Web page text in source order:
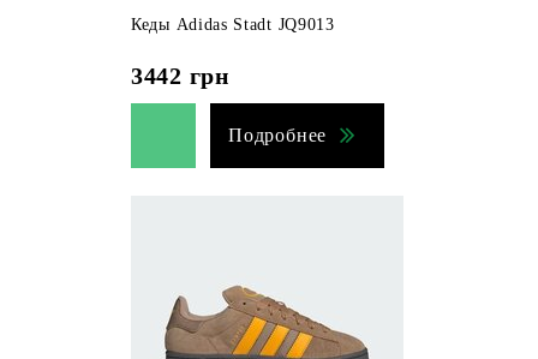
Кеды Adidas Stadt JQ9013
3442 грн
Подробнее